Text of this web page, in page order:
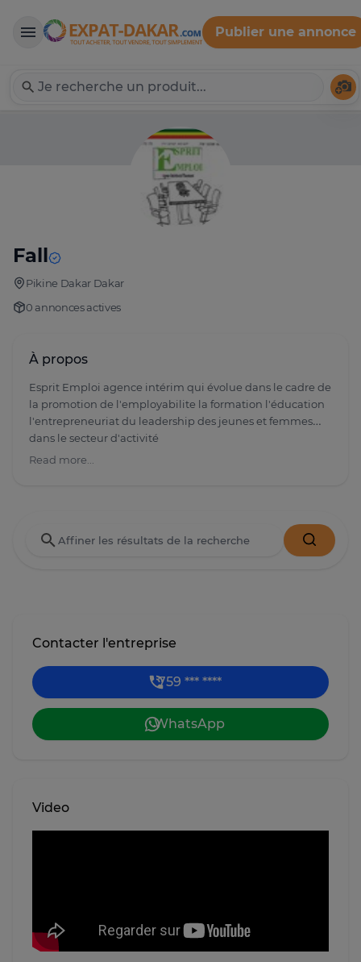
Expat-Dakar
Publier une annonce
Fall
Pikine Dakar Dakar
0 annonces actives
À propos
Esprit Emploi agence intérim qui évolue dans le cadre de
la promotion de l'employabilite la formation l'éducation
l'entrepreneuriat du leadership des jeunes et femmes
dans le secteur d'activité
Prospect
Consulting
Read more...
Contacter l'entreprise
759 *** ****
WhatsApp
Video